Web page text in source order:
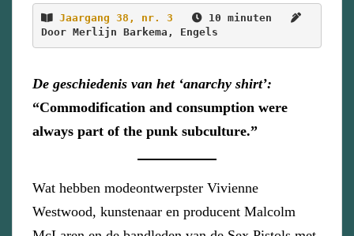
Jaargang 38, nr. 3
10 minuten
Door Merlijn Barkema, Engels
De geschiedenis van het ‘anarchy shirt’:
“Commodification and consumption were
always part of the punk subculture.”
Wat hebben modeontwerpster Vivienne
Westwood, kunstenaar en producent Malcolm